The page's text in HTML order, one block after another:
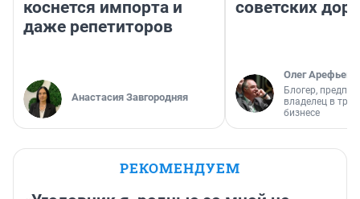
коснется импорта и
даже репетиторов
Анастасия Завгородняя
советских
Олег Арефьев
Блогер,
владелец в
бизнесе
РЕКОМЕНДУЕМ